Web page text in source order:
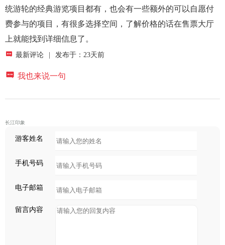
统游轮的经典游览项目都有，也会有一些额外的可以自愿付
费参与的项目，有很多选择空间，了解价格的话在售票大厅
上就能找到详细信息了。
 最新评论 发布于：23天前
 我也来说一句
长江印象
游客姓名
手机号码
电子邮箱
留言内容